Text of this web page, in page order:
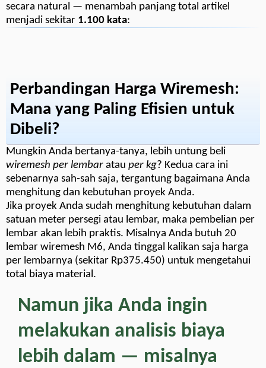
secara natural — menambah panjang total artikel
menjadi sekitar 1.100 kata:
Perbandingan Harga Wiremesh:
Mana yang Paling Efisien untuk
Dibeli?
Mungkin Anda bertanya-tanya, lebih untung beli
wiremesh per lembar atau per kg? Kedua cara ini
sebenarnya sah-sah saja, tergantung bagaimana Anda
menghitung dan kebutuhan proyek Anda.
Jika proyek Anda sudah menghitung kebutuhan dalam
satuan meter persegi atau lembar, maka pembelian per
lembar akan lebih praktis. Misalnya Anda butuh 20
lembar wiremesh M6, Anda tinggal kalikan saja harga
per lembarnya (sekitar Rp375.450) untuk mengetahui
total biaya material.
Namun jika Anda ingin
melakukan analisis biaya
lebih dalam — misalnya